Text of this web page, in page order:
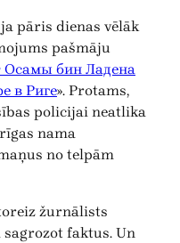
pāris dienas vēlāk
pašmāju
Осамы бин Ладена
в Риге». Protams,
policijai neatlika
nama
no telpām
žurnālists
faktus. Un